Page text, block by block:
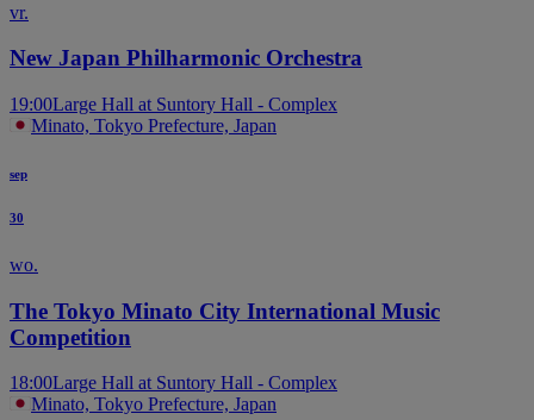
vr.
New Japan Philharmonic Orchestra
19:00Large Hall at Suntory Hall - Complex
Minato, Tokyo Prefecture, Japan
sep
30
wo.
The Tokyo Minato City International Music
Competition
18:00Large Hall at Suntory Hall - Complex
Minato, Tokyo Prefecture, Japan